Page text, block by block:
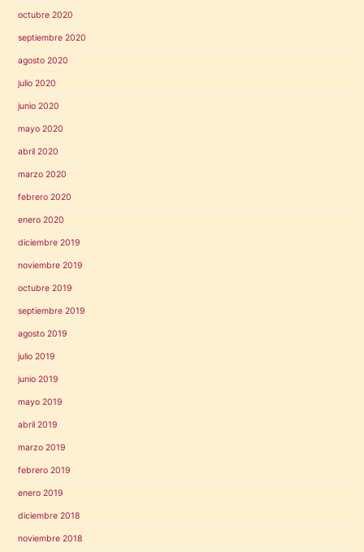
octubre 2020
septiembre 2020
agosto 2020
julio 2020
junio 2020
mayo 2020
abril 2020
marzo 2020
febrero 2020
enero 2020
diciembre 2019
noviembre 2019
octubre 2019
septiembre 2019
agosto 2019
julio 2019
junio 2019
mayo 2019
abril 2019
marzo 2019
febrero 2019
enero 2019
diciembre 2018
noviembre 2018